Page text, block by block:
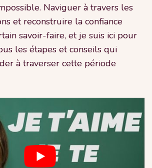
Naviguer à travers les
et reconstruire la confiance
savoir-faire, et je suis ici pour
les étapes et conseils qui
à traverser cette période